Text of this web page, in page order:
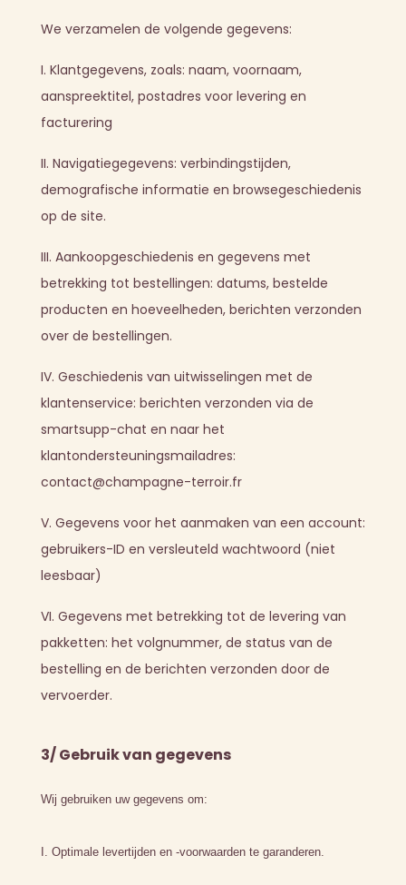
We verzamelen de volgende gegevens:
I. Klantgegevens, zoals: naam, voornaam,
aanspreektitel, postadres voor levering en
facturering
II. Navigatiegegevens: verbindingstijden,
demografische informatie en browsegeschiedenis
op de site.
III. Aankoopgeschiedenis en gegevens met
betrekking tot bestellingen: datums, bestelde
producten en hoeveelheden, berichten verzonden
over de bestellingen.
IV. Geschiedenis van uitwisselingen met de
klantenservice: berichten verzonden via de
smartsupp-chat en naar het
klantondersteuningsmailadres:
contact@champagne-terroir.fr
V. Gegevens voor het aanmaken van een account:
gebruikers-ID en versleuteld wachtwoord (niet
leesbaar)
VI. Gegevens met betrekking tot de levering van
pakketten: het volgnummer, de status van de
bestelling en de berichten verzonden door de
vervoerder.
3/ Gebruik van gegevens
Wij gebruiken uw gegevens om:
I. Optimale levertijden en -voorwaarden te garanderen.